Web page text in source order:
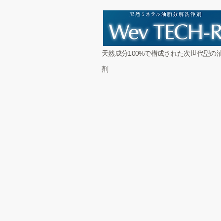
天然成分100%で構成された次世代型の
剤